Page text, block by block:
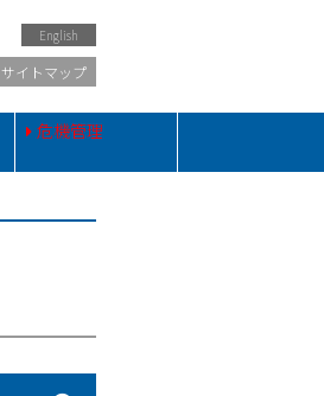
English
サイトマップ
危機管理